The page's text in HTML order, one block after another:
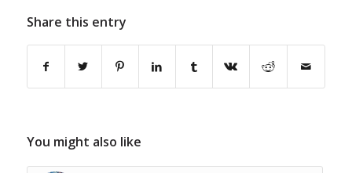
Share this entry
You might also like